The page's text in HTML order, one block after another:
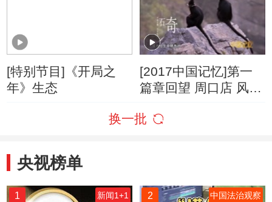
[特别节目]《开局之
年》生态
[2017中国记忆]第一
篇章回望 周口店 风光
换一批
央视榜单
1 新闻1+1 2 中国法治观察